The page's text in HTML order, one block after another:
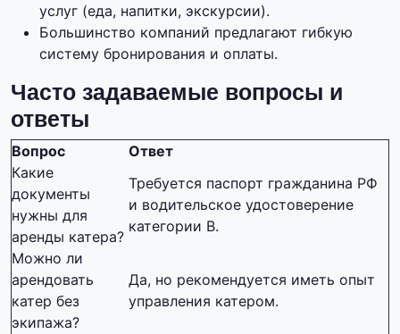
услуг (еда, напитки, экскурсии).
Большинство компаний предлагают гибкую
систему бронирования и оплаты.
Часто задаваемые вопросы и
ответы
Вопрос
Ответ
Какие
документы
нужны для
аренды катера?
Требуется паспорт гражданина РФ
и водительское удостоверение
категории В.
Можно ли
арендовать
катер без
экипажа?
Да, но рекомендуется иметь опыт
управления катером.